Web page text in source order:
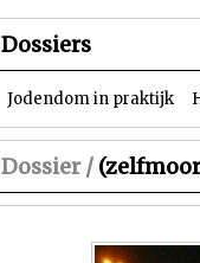
Dossiers
Jodendom in praktijk
Dossier /